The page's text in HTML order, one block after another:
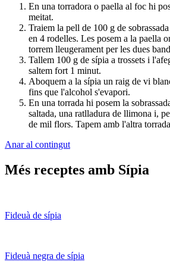
En una torradora o paella al foc hi
meitat.
Traiem la pell de 100 g de
en 4 rodelles. Les posem a la paella
torrem lleugerament per les dues
Tallem 100 g de sípia a trossets i
saltem fort 1 minut.
Aboquem a la sípia un raig de vi
fins que l'alcohol s'evapori.
En una torrada hi posem la
saltada, una ratlladura de llimona i,
de mil flors. Tapem amb l'altra
Anar al contingut
Més receptes amb Sípia
Fideuà de sípia
Fideuà negra de sípia